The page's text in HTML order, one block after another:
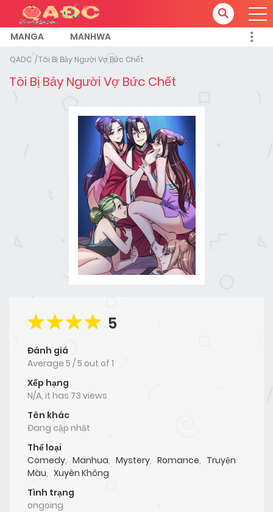
MANGA MANHWA
QADC Tôi Bị Bảy Người Vợ Bức Chết
Tôi Bị Bảy Người Vợ Bức Chết
5
Đánh giá
Average 5 /5 out of 1
Xếp hạng
N/A, it has 73 views
Tên khác
Đang cập nhật
Thể loại
Comedy, Manhua, Mystery, Romance, Truyện
Màu, Xuyên Không
Tình trạng
ongoing